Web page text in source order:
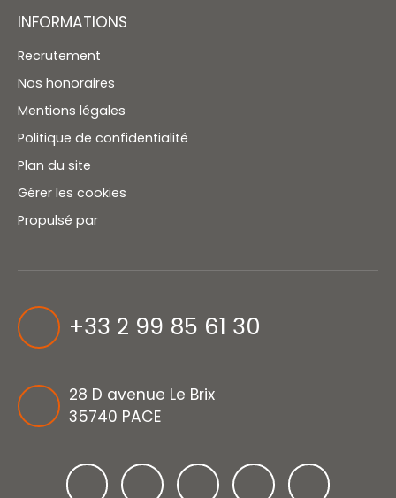
INFORMATIONS
Recrutement
Nos honoraires
Mentions légales
Politique de confidentialité
Plan du site
Gérer les cookies
Propulsé par
+33 2 99 85 61 30
28 D avenue Le Brix
35740 PACE